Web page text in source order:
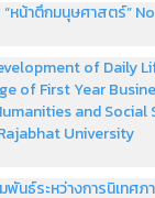
หน้าตึกมนุษศาสตร์”
of Daily
of First Year
and Social
University
พันธ์ระหว่างการนิเทศภ